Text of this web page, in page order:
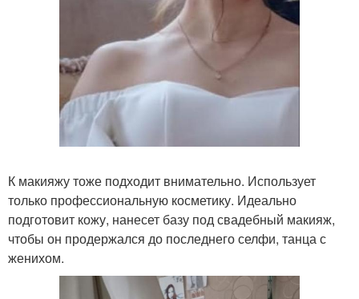
К макияжу тоже подходит внимательно. Использует
только профессиональную косметику. Идеально
подготовит кожу, нанесет базу под свадебный макияж,
чтобы он продержался до последнего селфи, танца с
женихом.